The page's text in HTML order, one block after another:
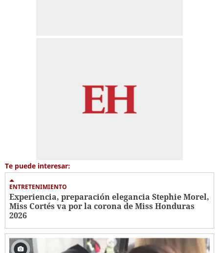
Te puede interesar:
ENTRETENIMIENTO
Experiencia, preparación elegancia Stephie Morel,
Miss Cortés va por la corona de Miss Honduras
2026